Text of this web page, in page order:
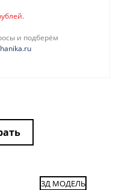
и подберём
3Д МОДЕЛЬ